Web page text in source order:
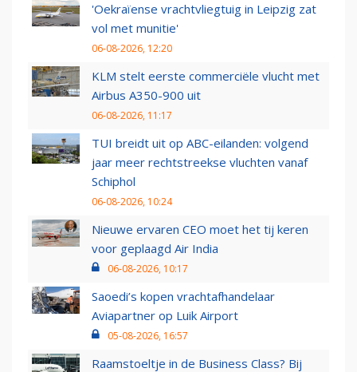
'Oekraïense vrachtvliegtuig in Leipzig zat
vol met munitie'
06-08-2026, 12:20
KLM stelt eerste commerciële vlucht met
Airbus A350-900 uit
06-08-2026, 11:17
TUI breidt uit op ABC-eilanden: volgend
jaar meer rechtstreekse vluchten vanaf
Schiphol
06-08-2026, 10:24
Nieuwe ervaren CEO moet het tij keren
voor geplaagd Air India
06-08-2026, 10:17
Saoedi’s kopen vrachtafhandelaar
Aviapartner op Luik Airport
05-08-2026, 16:57
Raamstoeltje in de Business Class? Bij